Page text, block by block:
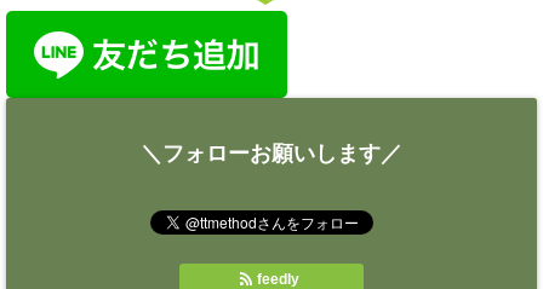
＼フォローお願いします／
feedly